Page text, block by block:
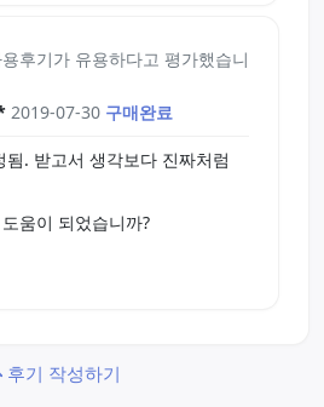
후기가 유용하다고 평가했습니
2019-07-30 구매완료
. 받고서 생각보다 진짜처럼
움이 되었습니까?
후기 작성하기